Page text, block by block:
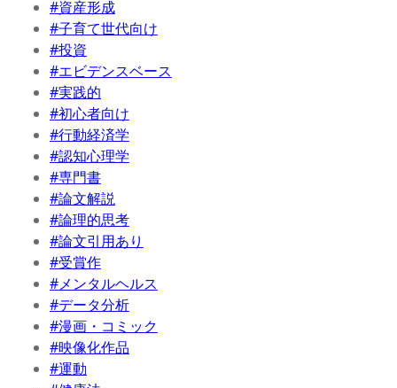
#資産形成
#子育て世代向け
#投資
#エビデンスベース
#実践的
#初心者向け
#行動経済学
#認知心理学
#専門書
#論文解説
#論理的思考
#論文引用あり
#受賞作
#メンタルヘルス
#データ分析
#漫画・コミック
#映像化作品
#運動